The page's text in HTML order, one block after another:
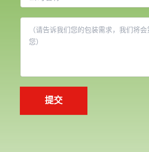
话
司
名
提交